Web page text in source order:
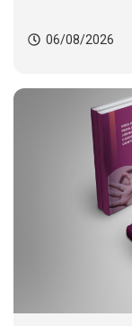
06/08/2026